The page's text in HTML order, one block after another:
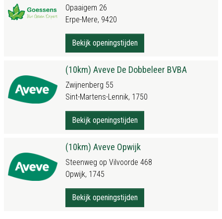
Opaaigem 26
Erpe-Mere, 9420
Bekijk openingstijden
(10km) Aveve De Dobbeleer BVBA
Zwijnenberg 55
Sint-Martens-Lennik, 1750
Bekijk openingstijden
(10km) Aveve Opwijk
Steenweg op Vilvoorde 468
Opwijk, 1745
Bekijk openingstijden